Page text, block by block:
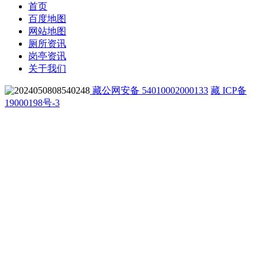
首页
百度地图
网站地图
厕所资讯
岗亭资讯
关于我们
藏公网安备 54010002000133 藏 ICP备
19000198号-3